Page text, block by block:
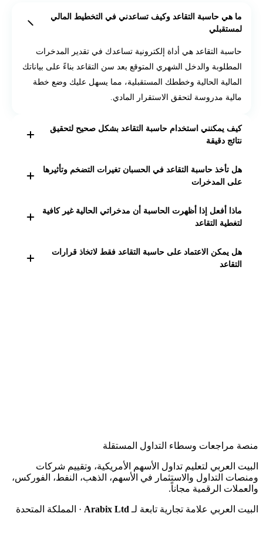
ما هي حاسبة التقاعد وكيف تساعدني في التخطيط المالي
لمستقبلي
حاسبة التقاعد هي أداة إلكترونية تساعدك في تقدير المدخرات
المطلوبة والدخل الشهري المتوقع بعد سن التقاعد بناءً على بياناتك
المالية الحالية وخططك المستقبلية، مما يسهل عليك وضع خطة
مالية مدروسة لتحقق الاستقرار المادي.
كيف يمكنني استخدام حاسبة التقاعد بشكل صحيح لتحقيق
نتائج دقيقة
لاستخدام حاسبة التقاعد بدقة، ثبت بياناتك الشخصية مثل العمر
الحالي، العمر المتوقع للتقاعد، المدخرات الحالية، المساهمة
فكل هذه العوامل تؤثر على النتائج النهائية.
هل تأخذ حاسبة التقاعد في الحسبان تغيرات التضخم وتأثيرها
على المدخرات
نعم، العديد من حاسبات التقاعد الحديثة تدمج معدلات التضخم
لتعديل القيمة المستقبلية للأموال، مما يعكس قدرتها الشرائية
والدخل المستقبلي.
ماذا أفعل إذا أظهرت الحاسبة أن مدخراتي الحالية غير كافية
لتغطية التقاعد
شهريًا، زيادة مدة العمل قبل التقاعد، تعديل نمط الإنفاق
هل يمكن الاعتماد على حاسبة التقاعد فقط لاتخاذ قرارات
التقاعد
منصة مراجعات وسطاء التداول المستقلة
البيت العربي لتعليم تداول الأسهم الأمريكية، وتقييم شركات
ومنصات التداول والاستثمار في الأسهم، الذهب، النفط، الفوركس،
والعملات الرقمية مجاناً.
البيت العربي علامة تجارية تابعة لـ Arabix Ltd · المملكة المتحدة